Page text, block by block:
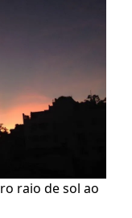
raio de sol ao